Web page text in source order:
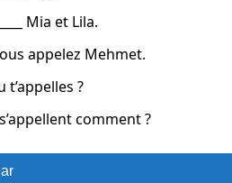
Mia et Lila.
vous appelez Mehmet.
tu t’appelles ?
s’appellent comment ?